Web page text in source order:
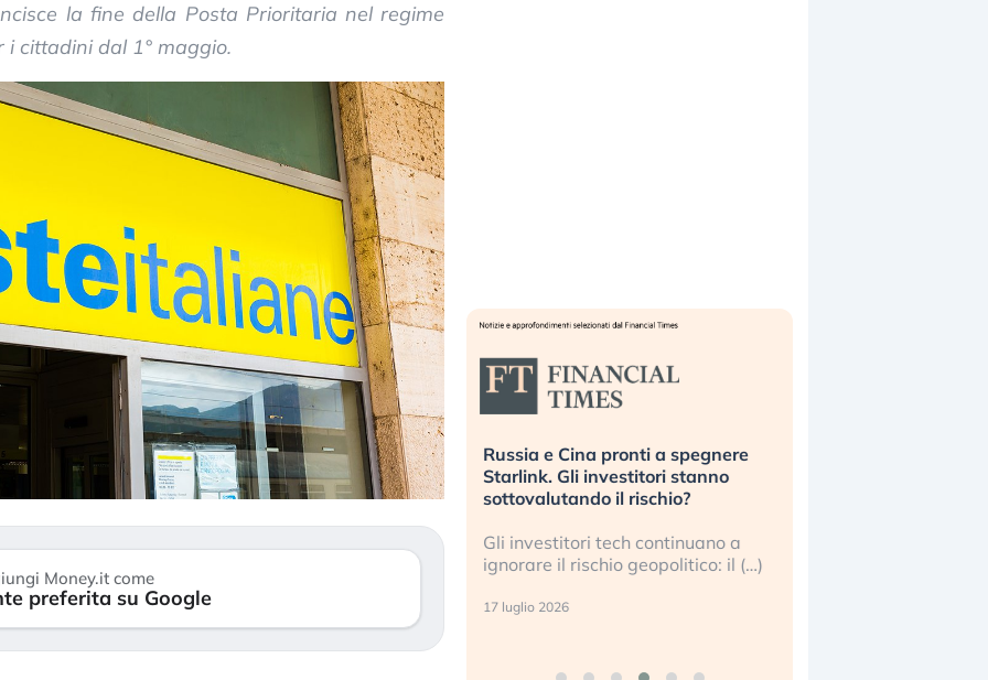
la fine della Posta Prioritaria nel regime
i cittadini dal 1° maggio.
Money.it come
preferita su Google
Investitori
lo scoppio
Quando la finanza pesa più
dell’economia reale. L’America sta
ripetendo gli errori del 2008?
sempre più sganciata dall’economia
reale. (…)
24 luglio 2026
Russia e Cina pronti a spegnere
Starlink. Gli investitori stanno
sottovalutando il rischio?
Gli investitori tech continuano a
ignorare il rischio geopolitico: il (…)
17 luglio 2026